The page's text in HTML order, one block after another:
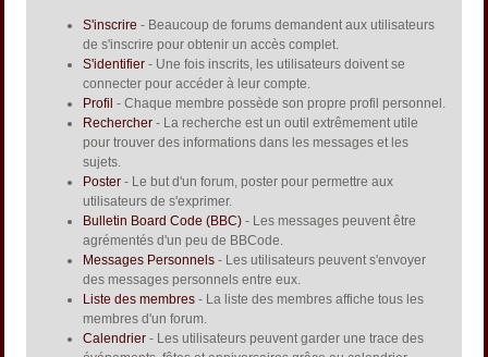
S'inscrire - Beaucoup de forums demandent aux utilisateurs
de s'inscrire pour obtenir un accès complet.
S'identifier - Une fois inscrits, les utilisateurs doivent se
connecter pour accéder à leur compte.
Profil - Chaque membre possède son propre profil personnel.
Rechercher - La recherche est un outil extrêmement utile
pour trouver des informations dans les messages et les
sujets.
Poster - Le but d'un forum, poster pour permettre aux
utilisateurs de s'exprimer.
Bulletin Board Code (BBC) - Les messages peuvent être
agrémentés d'un peu de BBCode.
Messages Personnels - Les utilisateurs peuvent s'envoyer
des messages personnels entre eux.
Liste des membres - La liste des membres affiche tous les
membres d'un forum.
Calendrier - Les utilisateurs peuvent garder une trace des